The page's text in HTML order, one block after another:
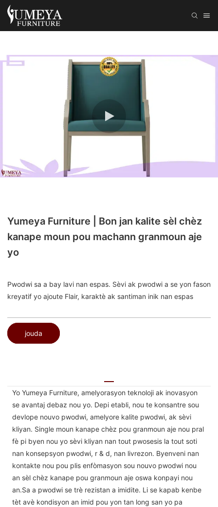
Yumeya Furniture | Bon jan kalite sèl chèz
kanape moun pou machann granmoun aje
yo
Pwodwi sa a bay lavi nan espas. Sèvi ak pwodwi a se yon fason
kreyatif yo ajoute Flair, karaktè ak santiman inik nan espas
jouda
Yo Yumeya Furniture, amelyorasyon teknoloji ak inovasyon
se avantaj debaz nou yo. Depi etabli, nou te konsantre sou
devlope nouvo pwodwi, amelyore kalite pwodwi, ak sèvi
kliyan. Single moun kanape chèz pou granmoun aje nou pral
fè pi byen nou yo sèvi kliyan nan tout pwosesis la tout soti
nan konsepsyon pwodwi, r & d, nan livrezon. Byenveni nan
kontakte nou pou plis enfòmasyon sou nouvo pwodwi nou
an sèl chèz kanape pou granmoun aje oswa konpayi nou
an.Sa a pwodwi se trè rezistan a imidite. Li se kapab kenbe
tèt avè kondisyon an imid pou yon tan long san yo pa